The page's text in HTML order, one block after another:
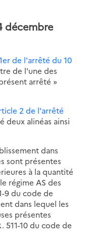
décembre
de l'arrêté du 10
de l'une des
arrêté »
2 de l'arrêté
deux alinéas ainsi
dans
sont présentes
à la quantité
régime AS des
9 du code de
dans lequel les
présentes
10 du code de